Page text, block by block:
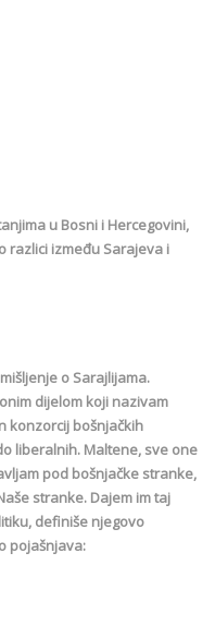
u Bosni i Hercegovini,
razlici između Sarajeva i
o Sarajlijama.
dijelom koji nazivam
konzorcij bošnjačkih
liberalnih. Maltene, sve one
pod bošnjačke stranke,
stranke. Dajem im taj
definiše njegovo
pojašnjava: